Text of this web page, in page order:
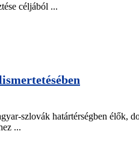
céljából ...
szlovák határtérségben élők,
...